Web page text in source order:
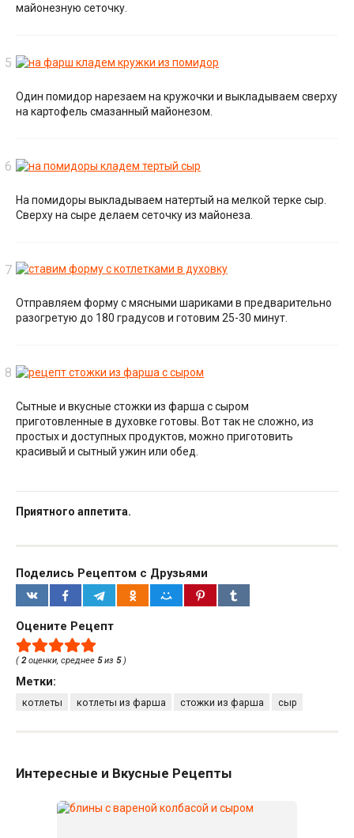
майонезную сеточку.
Один помидор нарезаем на кружочки и выкладываем сверху
на картофель смазанный майонезом.
На помидоры выкладываем натертый на мелкой терке сыр.
Сверху на сыре делаем сеточку из майонеза.
Отправляем форму с мясными шариками в предварительно
разогретую до 180 градусов и готовим 25-30 минут.
Сытные и вкусные стожки из фарша с сыром
приготовленные в духовке готовы. Вот так не сложно, из
простых и доступных продуктов, можно приготовить
красивый и сытный ужин или обед.
Приятного аппетита.
Поделись Рецептом с Друзьями
Оцените Рецепт
(2оценки, среднее 5из 5)
Метки:
котлеты котлеты из фарша стожки из фарша сыр
Интересные и Вкусные Рецепты